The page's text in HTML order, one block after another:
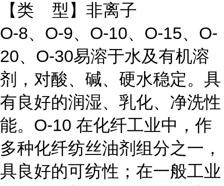
【类 型】非离子
O-8、O-9、O-10、O-15、O-
20、O-30易溶于水及有机溶
剂，对酸、碱、硬水稳定。具
有良好的润湿、乳化、净洗性
能。O-10 在化纤工业中，作
多种化纤纺丝油剂组分之一，
具良好的可纺性；在一般工业